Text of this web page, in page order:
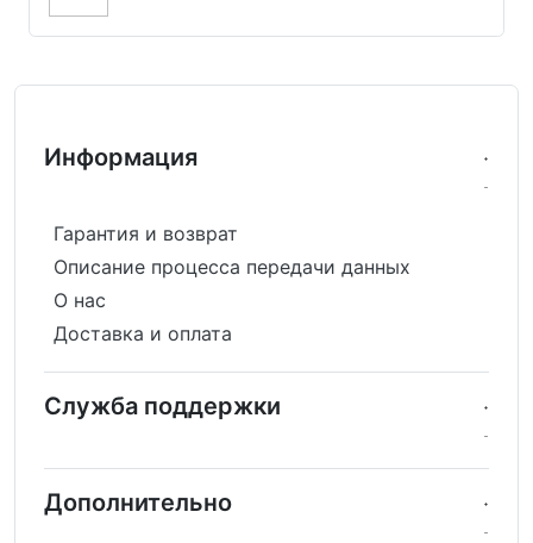
Информация
Гарантия и возврат
Описание процесса передачи данных
О нас
Доставка и оплата
Служба поддержки
Дополнительно